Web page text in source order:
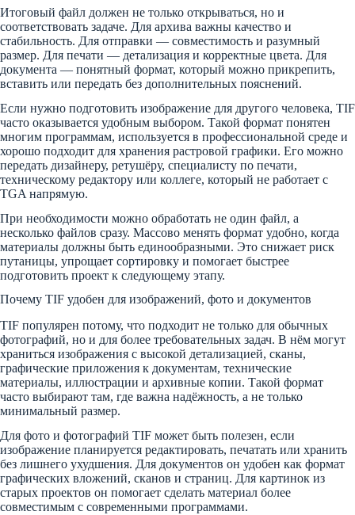
Итоговый файл должен не только открываться, но и
соответствовать задаче. Для архива важны качество и
стабильность. Для отправки — совместимость и разумный
размер. Для печати — детализация и корректные цвета. Для
документа — понятный формат, который можно прикрепить,
вставить или передать без дополнительных пояснений.
Если нужно подготовить изображение для другого человека, TIF
часто оказывается удобным выбором. Такой формат понятен
многим программам, используется в профессиональной среде и
хорошо подходит для хранения растровой графики. Его можно
передать дизайнеру, ретушёру, специалисту по печати,
техническому редактору или коллеге, который не работает с
TGA напрямую.
При необходимости можно обработать не один файл, а
несколько файлов сразу. Массово менять формат удобно, когда
материалы должны быть единообразными. Это снижает риск
путаницы, упрощает сортировку и помогает быстрее
подготовить проект к следующему этапу.
Почему TIF удобен для изображений, фото и документов
TIF популярен потому, что подходит не только для обычных
фотографий, но и для более требовательных задач. В нём могут
храниться изображения с высокой детализацией, сканы,
графические приложения к документам, технические
материалы, иллюстрации и архивные копии. Такой формат
часто выбирают там, где важна надёжность, а не только
минимальный размер.
Для фото и фотографий TIF может быть полезен, если
изображение планируется редактировать, печатать или хранить
без лишнего ухудшения. Для документов он удобен как формат
графических вложений, сканов и страниц. Для картинок из
старых проектов он помогает сделать материал более
совместимым с современными программами.